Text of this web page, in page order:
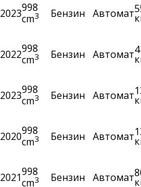
2023998
cm3 Бензин Автомат
2022998
cm3 Бензин Автомат
2023998
cm3 Бензин Автомат
2020998
cm3 Бензин Автомат
2021998
cm3 Бензин Автомат